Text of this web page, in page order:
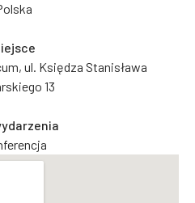
ul. Księdza Stanisława
13